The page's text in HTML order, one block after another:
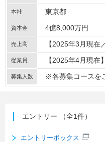
本社 東京都
資本金 4億8,000万円
売上高 【2025年3月現在
従業員 【2025年4月現在
募集人数 ※各募集コースを
エントリー （全1件）
エントリーボックス